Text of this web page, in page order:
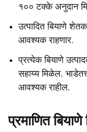
१०० टक्के अनुदान
उत्पादित बियाणे
आवश्यक राहणार.
प्रत्येक बियाणे
सहाय्य मिळेल.
आवश्यक राहील.
प्रमाणित